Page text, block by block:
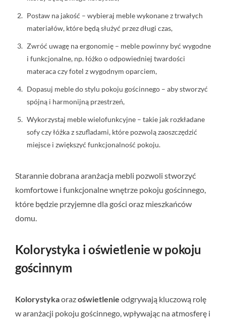
Postaw na jakość – wybieraj meble wykonane z trwałych
materiałów, które będą służyć przez długi czas,
Zwróć uwagę na ergonomię – meble powinny być wygodne
i funkcjonalne, np. łóżko o odpowiedniej twardości
materaca czy fotel z wygodnym oparciem,
Dopasuj meble do stylu pokoju gościnnego – aby stworzyć
spójną i harmonijną przestrzeń,
Wykorzystaj meble wielofunkcyjne – takie jak rozkładane
sofy czy łóżka z szufladami, które pozwolą zaoszczędzić
miejsce i zwiększyć funkcjonalność pokoju.
Starannie dobrana aranżacja mebli pozwoli stworzyć
komfortowe i funkcjonalne wnętrze pokoju gościnnego,
które będzie przyjemne dla gości oraz mieszkańców
domu.
Kolorystyka i oświetlenie w pokoju
gościnnym
Kolorystykaorazoświetlenie odgrywają kluczową rolę
w aranżacji pokoju gościnnego, wpływając na atmosferę i